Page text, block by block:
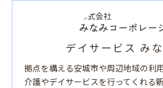
デイサービス み
拠点を構える安城市や周辺地域の利
介護やデイサービスを行ってくれる